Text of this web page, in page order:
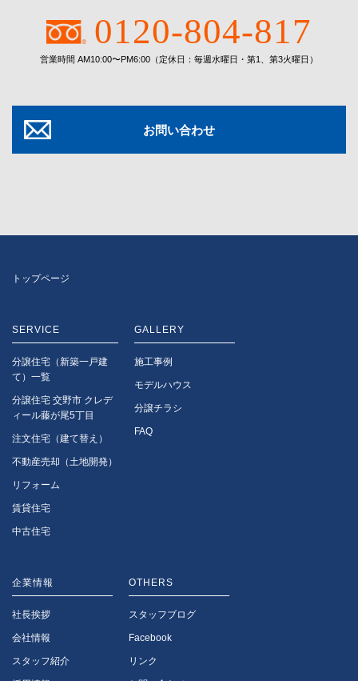
0120-804-817
営業時間 AM10:00〜PM6:00（定休日：毎週水曜日・第1、第3火曜日）
お問い合わせ
トップページ
SERVICE
分譲住宅（新築一戸建
て）一覧
分譲住宅 交野市 クレデ
ィール藤が尾5丁目
注文住宅（建て替え）
不動産売却（土地開発）
リフォーム
賃貸住宅
中古住宅
GALLERY
施工事例
モデルハウス
分譲チラシ
FAQ
企業情報
社長挨拶
会社情報
スタッフ紹介
OTHERS
スタッフブログ
Facebook
リンク